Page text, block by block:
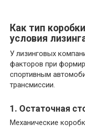
Как тип
условия
У лизинговых
факторов при
спортивным
трансмиссии.
1. Остаточная
Механические